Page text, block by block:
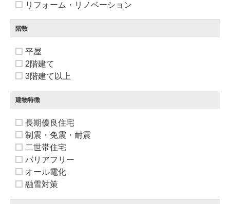
リフォーム・リノベーション
階数
平屋
2階建て
3階建て以上
建物特徴
長期優良住宅
制震・免震・耐震
二世帯住宅
バリアフリー
オール電化
融雪対策